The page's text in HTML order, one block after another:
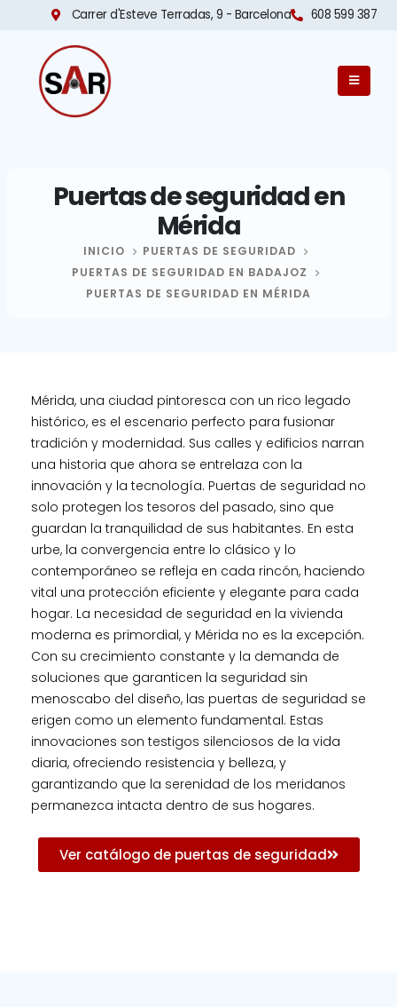
Carrer d'Esteve Terradas, 9 - Barcelona​ 608 599 387
Puertas de seguridad en
Mérida
INICIO
PUERTAS DE SEGURIDAD
PUERTAS DE SEGURIDAD EN BADAJOZ
PUERTAS DE SEGURIDAD EN MÉRIDA
Mérida, una ciudad pintoresca con un rico legado
histórico, es el escenario perfecto para fusionar
tradición y modernidad. Sus calles y edificios narran
una historia que ahora se entrelaza con la
innovación y la tecnología. Puertas de seguridad no
solo protegen los tesoros del pasado, sino que
guardan la tranquilidad de sus habitantes. En esta
urbe, la convergencia entre lo clásico y lo
contemporáneo se refleja en cada rincón, haciendo
vital una protección eficiente y elegante para cada
hogar. La necesidad de seguridad en la vivienda
moderna es primordial, y Mérida no es la excepción.
Con su crecimiento constante y la demanda de
soluciones que garanticen la seguridad sin
menoscabo del diseño, las puertas de seguridad se
erigen como un elemento fundamental. Estas
innovaciones son testigos silenciosos de la vida
diaria, ofreciendo resistencia y belleza, y
garantizando que la serenidad de los meridanos
permanezca intacta dentro de sus hogares.
Ver catálogo de puertas de seguridad